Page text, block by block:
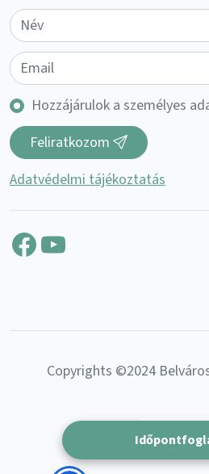
Hozzájárulok a személyes
Feliratkozom
Adatvédelmi tájékoztatás
Facebook
YouTube
Copyrights ©2024